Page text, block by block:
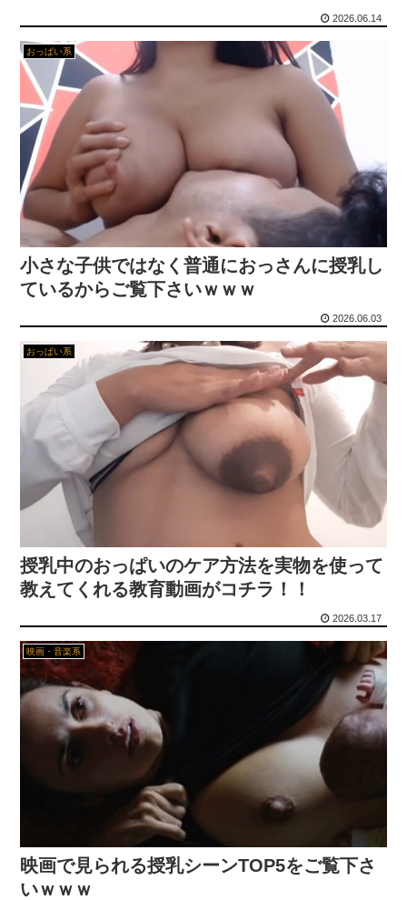
同僚の美人に土下座して必死に頼んだらこうなるｗｗｗ
ワンコかと思ったらネコ!? 脳が完全にバグるｗ
姉「下着に違和感がある！イタズラしたでしょ！？」俺「してないよ」←姉が寝ている間にイタズラしたと勘違いされているのだが・・・
【悲報】 玉川徹さん、警官の発泡での包丁男死亡に「絶対に死刑にならない罪なのに警察が死刑にした！」 → 元警官のマジレスがコチラ → ………
【画像】 ワイ「ミルク出たね」美少女「出たね、じゃねえ」
【画像】 温泉で女の体に張り付くバスタオルがエチエチｗｗｗｗｗ
【驚愕】 55歳・大久保佳代子“現在の性欲”について衝撃告白「休みの日とかそうだね、だいたい…」
韓国のポルノ映画ですがガチでエ□いのでご覧下さいｗｗｗ
【画像あり】 リーンの翼とかいう物語のエンディングが富野作品の中でも屈指の美しさを誇る作品
【シコ画像】 ドスケベJKさん、何故か自らのパンツを見せつけてしまうｗｗｗｗｗｗｗｗｗｗｗ
【画像】 めるる、ヒルナンデス見せたデカケツがそそる
芸能界を引退した爆乳女、なぜか今もSNSでお◯ぱい画像を投稿！
SHEINのブラのレビューで画像有りのフィルタ使うと素人のお○ぱい見放題ｗｗｗｗｗｗｗ
2026.06.14
おっぱい系
小さな子供ではなく普通におっさんに授乳し
ているからご覧下さいｗｗｗ
2026.06.03
おっぱい系
授乳中のおっぱいのケア方法を実物を使って
教えてくれる教育動画がコチラ！！
2026.03.17
映画・音楽系
映画で見られる授乳シーンTOP5をご覧下さ
いｗｗｗ